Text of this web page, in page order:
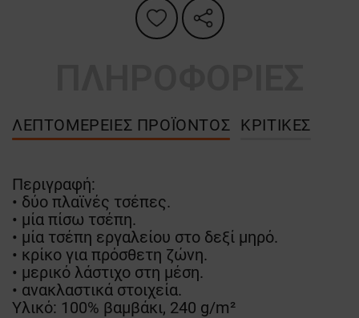
ΛΕΠΤΟΜΈΡΕΙΕΣ ΠΡΟΪΌΝΤΟΣ ΚΡΙΤΙΚΈΣ
Περιγραφή:
• δύο πλαϊνές τσέπες.
• μία πίσω τσέπη.
• μία τσέπη εργαλείου στο δεξί μηρό.
• κρίκο για πρόσθετη ζώνη.
• μερικό λάστιχο στη μέση.
• ανακλαστικά στοιχεία.
Υλικό: 100% βαμβάκι, 240 g/m²